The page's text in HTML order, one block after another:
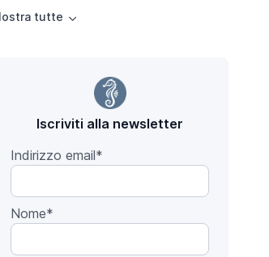
Iscriviti alla newsletter
Indirizzo email*
Nome*